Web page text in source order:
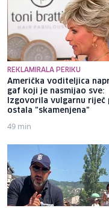
REKLAMIRALA PERIKU
Američka voditeljica
gaf koji je nasmijao sve:
Izgovorila vulgarnu riječ
ostala "skamenjena"
49 min